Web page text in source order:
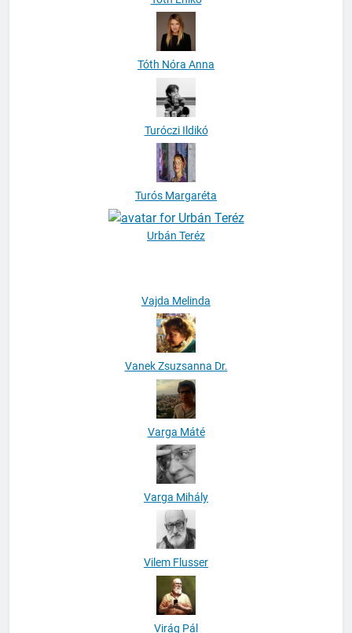
Tóth Nóra Anna
Turóczi Ildikó
Turós Margaréta
Vanek Zsuzsanna Dr.
Varga Máté
Varga Mihály
Vilem Flusser
Virág Pál